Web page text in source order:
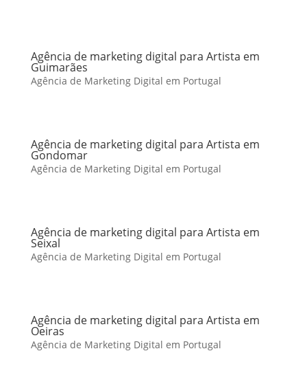
Agência de marketing digital para Artista em
Guimarães
Agência de Marketing Digital em Portugal
Agência de marketing digital para Artista em
Gondomar
Agência de Marketing Digital em Portugal
Agência de marketing digital para Artista em
Seixal
Agência de Marketing Digital em Portugal
Agência de marketing digital para Artista em
Oeiras
Agência de Marketing Digital em Portugal